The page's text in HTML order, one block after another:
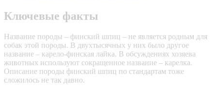
Ключевые факты
Название породы – финский шпиц – не является родным для
собак этой породы. В двухтысячных у них было другое
название – карело-финская лайка. В обсуждениях хозяева
животных используют сокращенное название – карелка.
Описание породы финский шпиц по стандартам тоже
сложилось не так давно.